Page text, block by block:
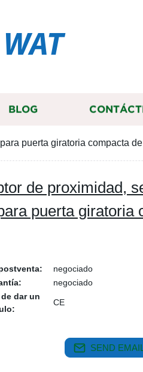
WAT
BLOG
puerta giratoria compacta
de proximidad,
puerta giratoria
negociado
negociado
dar un
CE
SEND